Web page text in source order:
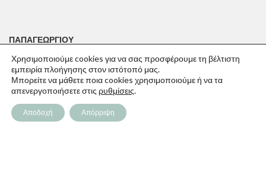
ΠΑΠΑΓΕΩΡΓΊΟΥ
Η Εταιρεία
Καταστήματα
Ιδέες & Συμβουλές
Χρησιμοποιούμε cookies για να σας προσφέρουμε τη βέλτιστη
εμπειρία πλοήγησης στον ιστότοπό μας.
Μπορείτε να μάθετε ποια cookies χρησιμοποιούμε ή να τα
απενεργοποιήσετε στις ρυθμίσεις.
Αποδοχή Απόρριψη